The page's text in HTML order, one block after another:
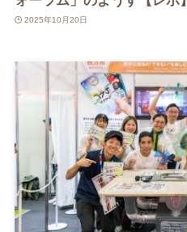
2025年10月20日